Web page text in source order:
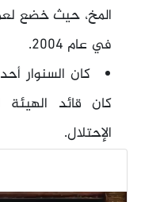
المخ، حيث خضع
في عام 2004.
كان السنوار
كان قائد
الإحتلال.